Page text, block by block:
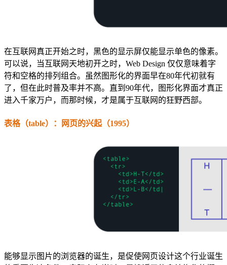
在互联网真正开始之时，黑色的显示屏仅能显示单色的像素。
可以说，当互联网天地初开之时，Web Design 仅仅意味着字
符和空格的排列组合。虽然图形化的界面早在80年代初就有
了，但在此时普及率并不高。直到90年代，图形化界面才真正
进入千家万户，而那时候，才是属于互联网的狂野西部。
表格（table）：网页的兴起（1995）
能够显示图片的浏览器的诞生，是促使网页设计这个行业诞生